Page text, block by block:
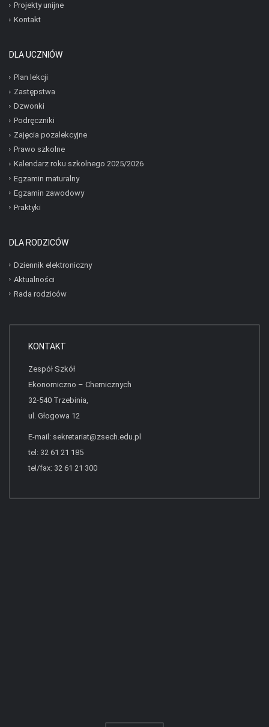
Projekty unijne
Kontakt
DLA UCZNIÓW
Plan lekcji
Zastępstwa
Dzwonki
Podręczniki
Zajęcia pozalekcyjne
Prawo szkolne
Kalendarz roku szkolnego 2025/2026
Egzamin maturalny
Egzamin zawodowy
Praktyki
DLA RODZICÓW
Dziennik elektroniczny
Aktualności
Rada rodziców
KONTAKT
Zespół Szkół
Ekonomiczno – Chemicznych
32-540 Trzebinia,
ul. Głogowa 12
E-mail: sekretariat@zsech.edu.pl
tel: 32 61 21 185
tel/fax: 32 61 21 300